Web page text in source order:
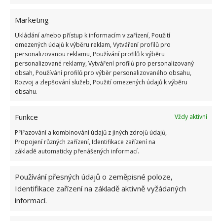
Marketing
Ukládání a/nebo přístup k informacím v zařízení, Použití
omezených údajů k výběru reklam, Vytváření profilů pro
personalizovanou reklamu, Používání profilů k výběru
personalizované reklamy, Vytváření profilů pro personalizovaný
obsah, Používání profilů pro výběr personalizovaného obsahu,
Rozvoj a zlepšování služeb, Použití omezených údajů k výběru
obsahu.
Funkce
Vždy aktivní
Přiřazování a kombinování údajů z jiných zdrojů údajů,
Propojení různých zařízení, Identifikace zařízení na
základě automaticky přenášených informací.
Používání přesných údajů o zeměpisné poloze,
Identifikace zařízení na základě aktivně vyžádaných
informací.
dotace
Konkrétní podmínky, za jakých může člověk
dosáhnout na kotlíkovou dotaci, jsou dle webu
následující:
O dotaci může žádat majitel nebo spolumajitel
Nárokovat dotaci si může žadatel tehdy, kdy
buď on, nebo členové jeho rodiny pobírali v
období od 1. 1. 2022 a dnem podání žádosti
všichni členové domácnosti pobírat starobní
důchod, anebo invalidní důchod III. stupně.
Dotaci je možné čerpat na výměnu kotle, který